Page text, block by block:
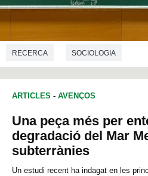
RECERCA SOCIOLOGIA
ARTICLES - AVENÇOS
Una peça més per
degradació del Mar
subterrànies
Un estudi recent ha indagat en les